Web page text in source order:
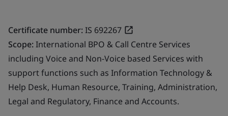
Certificate number:IS 692267
Scope:International BPO & Call Centre Services
including Voice and Non-Voice based Services with
support functions such as Information Technology &
Help Desk, Human Resource, Training, Administration,
Legal and Regulatory, Finance and Accounts.